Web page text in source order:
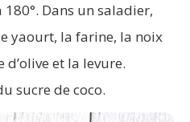
Dans un saladier,
yaourt, la farine, la noix
d’olive et la levure.
sucre de coco.